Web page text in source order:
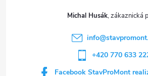
Michal Husák
info@
+420 770 633
Facebook StavProMont